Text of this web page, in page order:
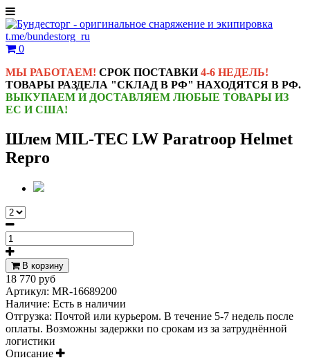
t.me/bundestorg_ru
0
МЫ РАБОТАЕМ! СРОК ПОСТАВКИ4-6 НЕДЕЛЬ!
ТОВАРЫ РАЗДЕЛА "СКЛАД В РФ" НАХОДЯТСЯ В РФ.
ВЫКУПАЕМ И ДОСТАВЛЯЕМ ЛЮБЫЕ ТОВАРЫ ИЗ
ЕС И США!
Шлем MIL-TEC LW Paratroop Helmet
Repro
В корзину
18 770 руб
Артикул: MR-16689200
Наличие: Есть в наличии
Отгрузка: Почтой или курьером. В течение 5-7 недель после
оплаты. Возможны задержки по срокам из за затруднённой
логистики
Описание